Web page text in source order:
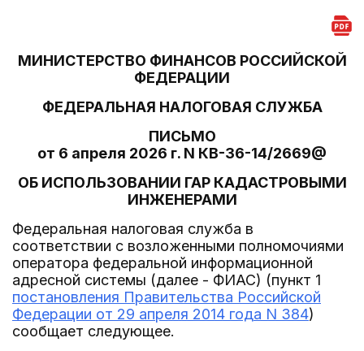
МИНИСТЕРСТВО ФИНАНСОВ РОССИЙСКОЙ
ФЕДЕРАЦИИ
ФЕДЕРАЛЬНАЯ НАЛОГОВАЯ СЛУЖБА
ПИСЬМО
от 6 апреля 2026 г. N КВ-36-14/2669@
ОБ ИСПОЛЬЗОВАНИИ ГАР КАДАСТРОВЫМИ
ИНЖЕНЕРАМИ
Федеральная налоговая служба в
соответствии с возложенными полномочиями
оператора федеральной информационной
адресной системы (далее - ФИАС) (пункт 1
постановления Правительства Российской
Федерации от 29 апреля 2014 года N 384)
сообщает следующее.